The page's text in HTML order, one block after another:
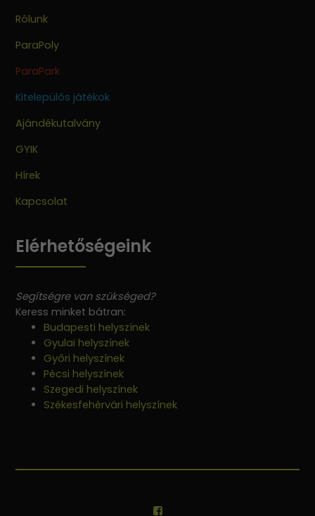
Rólunk
ParaPoly
ParaPark
Kitelepülős játékok
Ajándékutalvány
GYIK
Hírek
Kapcsolat
Elérhetőségeink
Segítségre van szükséged?
Keress minket bátran:
Budapesti helyszínek
Gyulai helyszínek
Győri helyszínek
Pécsi helyszínek
Szegedi helyszínek
Székesfehérvári helyszínek